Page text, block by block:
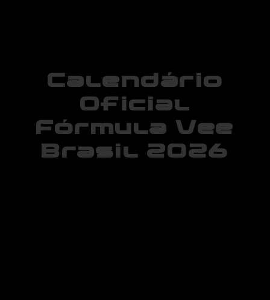
Calendário
Oficial
Fórmula Vee
Brasil 2026